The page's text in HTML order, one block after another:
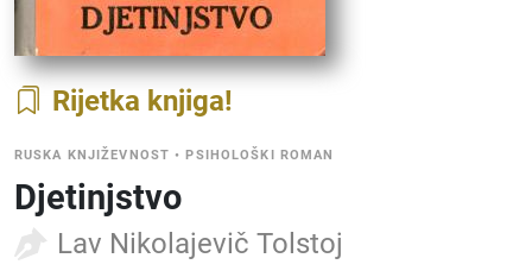
Rijetka knjiga
RUSKA KNJIŽEVNOST •PSIHOLOŠKI ROMAN
Djetinjstvo
Lav Nikolajevič Tolstoj